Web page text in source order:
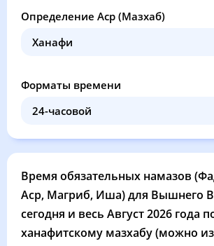
27, Чт 03:10 05:32 12:43
28, Пт 03:14
30, Вс 03:21
31, Пн 03:24 05:40 12:42 16:26
Определение Аср (Мазхаб)
Форматы времени
Время обязательных намазов
Аср, Магриб, Иша) для Вышнего
сегодня и весь Август 2026 года
ханафитскому мазхабу (можно